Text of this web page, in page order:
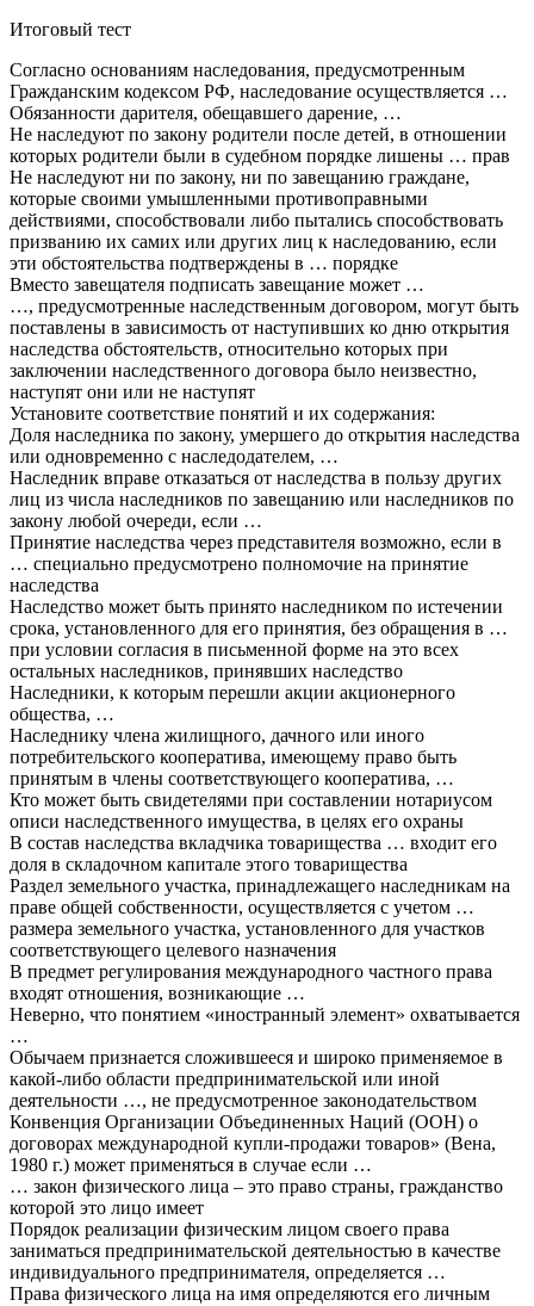
Итоговый тест
Согласно основаниям наследования, предусмотренным
Гражданским кодексом РФ, наследование осуществляется …
Обязанности дарителя, обещавшего дарение, …
Не наследуют по закону родители после детей, в отношении
которых родители были в судебном порядке лишены … прав
Не наследуют ни по закону, ни по завещанию граждане,
которые своими умышленными противоправными
действиями, способствовали либо пытались способствовать
призванию их самих или других лиц к наследованию, если
эти обстоятельства подтверждены в … порядке
Вместо завещателя подписать завещание может …
…, предусмотренные наследственным договором, могут быть
поставлены в зависимость от наступивших ко дню открытия
наследства обстоятельств, относительно которых при
заключении наследственного договора было неизвестно,
наступят они или не наступят
Установите соответствие понятий и их содержания:
Доля наследника по закону, умершего до открытия наследства
или одновременно с наследодателем, …
Наследник вправе отказаться от наследства в пользу других
лиц из числа наследников по завещанию или наследников по
закону любой очереди, если …
Принятие наследства через представителя возможно, если в
… специально предусмотрено полномочие на принятие
наследства
Наследство может быть принято наследником по истечении
срока, установленного для его принятия, без обращения в …
при условии согласия в письменной форме на это всех
остальных наследников, принявших наследство
Наследники, к которым перешли акции акционерного
общества, …
Наследнику члена жилищного, дачного или иного
потребительского кооператива, имеющему право быть
принятым в члены соответствующего кооператива, …
Кто может быть свидетелями при составлении нотариусом
описи наследственного имущества, в целях его охраны
В состав наследства вкладчика товарищества … входит его
доля в складочном капитале этого товарищества
Раздел земельного участка, принадлежащего наследникам на
праве общей собственности, осуществляется с учетом …
размера земельного участка, установленного для участков
соответствующего целевого назначения
В предмет регулирования международного частного права
входят отношения, возникающие …
Неверно, что понятием «иностранный элемент» охватывается
…
Обычаем признается сложившееся и широко применяемое в
какой-либо области предпринимательской или иной
деятельности …, не предусмотренное законодательством
Конвенция Организации Объединенных Наций (ООН) о
договорах международной купли-продажи товаров» (Вена,
1980 г.) может применяться в случае если …
… закон физического лица – это право страны, гражданство
которой это лицо имеет
Порядок реализации физическим лицом своего права
заниматься предпринимательской деятельностью в качестве
индивидуального предпринимателя, определяется …
Права физического лица на имя определяются его личным